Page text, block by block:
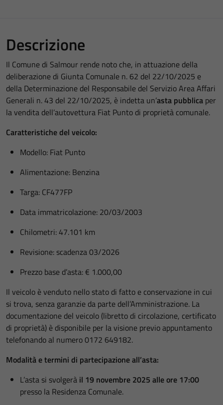
Descrizione
Il Comune di Salmour rende noto che, in attuazione della
deliberazione di Giunta Comunale n. 62 del 22/10/2025 e
della Determinazione del Responsabile del Servizio Area Affari
Generali n. 43 del 22/10/2025, è indetta un’asta pubblica per
la vendita dell’autovettura Fiat Punto di proprietà comunale.
Caratteristiche del veicolo:
Modello: Fiat Punto
Alimentazione: Benzina
Targa: CF477FP
Data immatricolazione: 20/03/2003
Chilometri: 47.101 km
Revisione: scadenza 03/2026
Prezzo base d’asta: € 1.000,00
Il veicolo è venduto nello stato di fatto e conservazione in cui
si trova, senza garanzie da parte dell’Amministrazione. La
documentazione del veicolo (libretto di circolazione, certificato
di proprietà) è disponibile per la visione previo appuntamento
telefonando al numero 0172 649182.
Modalità e termini di partecipazione all’asta:
L’asta si svolgerà il 19 novembre 2025 alle ore 17:00
presso la Residenza Comunale.